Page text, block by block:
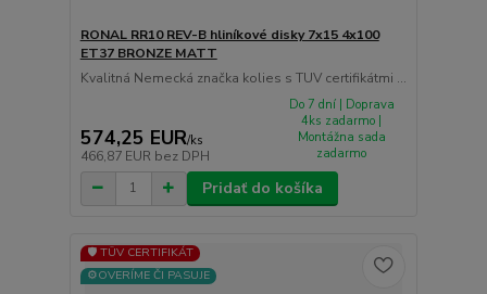
RONAL RR10 REV-B hliníkové disky 7x15 4x100
ET37 BRONZE MATT
Kvalitná Nemecká značka kolies s TUV certifikátmi ...
574,25 EUR/ks
466,87 EUR bez DPH
Do 7 dní | Doprava
4ks zadarmo |
Montážna sada
zadarmo
Pridať do košíka
🛡️ TÜV CERTIFIKÁT
⚙️OVERÍME ČI PASUJE